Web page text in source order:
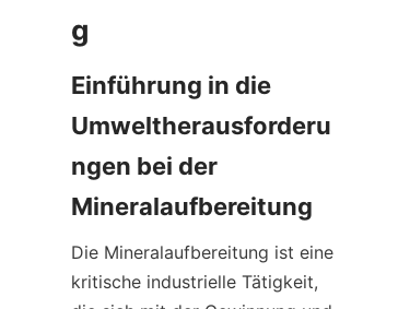
Einführung in die
Umweltherausforderu
ngen bei der
Die Mineralaufbereitung ist eine
kritische industrielle Tätigkeit,